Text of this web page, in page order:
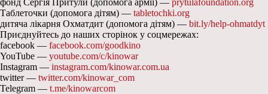
Таблеточки (допомога дітям) — tabletochki.org
дитяча лікарня Охматдит (допомога дітям) — bit.ly/help-ohmatdyt
Приєднуйтесь до наших сторінок у соцмережах:
facebook — facebook.com/goodkino
YouTube — youtube.com/c/kinowar
Instagram — instagram.com/kinowar.com.ua
twitter — twitter.com/kinowar_com
Telegram — t.me/kinowarcom